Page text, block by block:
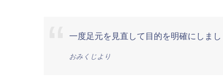
一度足元を見直して目的を明確にしま
おみくじより